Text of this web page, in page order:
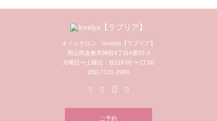
ネイルサロン lovelya【ラブリア】
岡山県倉敷市神田4丁目4番33-3
月曜日〜土曜日・祝日9:00 〜17:00
050-7131-1980
ご予約